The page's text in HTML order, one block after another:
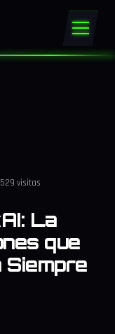
529 visitas
La
que
Siempre